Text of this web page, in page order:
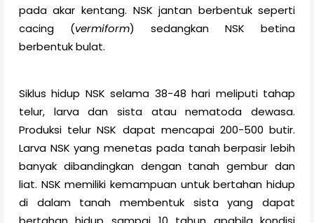
pada akar kentang. NSK jantan berbentuk seperti
cacing (vermiform) sedangkan NSK betina
berbentuk bulat.
Siklus hidup NSK selama 38-48 hari meliputi tahap
telur, larva dan sista atau nematoda dewasa.
Produksi telur NSK dapat mencapai 200-500 butir.
Larva NSK yang menetas pada tanah berpasir lebih
banyak dibandingkan dengan tanah gembur dan
liat. NSK memiliki kemampuan untuk bertahan hidup
di dalam tanah membentuk sista yang dapat